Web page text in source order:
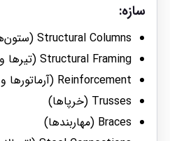
سازه:
Structural Columns (ستون‌های سازه‌ای)
Structural Framing (تیرها و قاب‌های سازه‌ای)
Reinforcement (آرماتورها و تقویت‌ها)
Trusses (خرپاها)
Braces (مهاربندها)